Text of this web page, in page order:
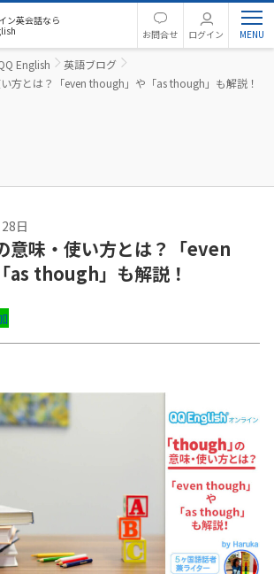
ン英会話なら
お問合せ ログイン
English
英語ブログ
方とは？「even though」や「as though」も解説！
日
意味・使い方とは？「even
though」も解説！